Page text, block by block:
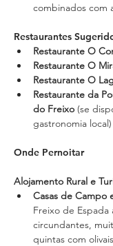
combinados com
Restaurantes
Restaurante O
Restaurante O
Restaurante O
Restaurante da
do Freixo (se
gastronomia local)
Onde Pernoitar
Alojamento Rural e
Casas de Campo
Freixo de Espada
circundantes,
quintas com